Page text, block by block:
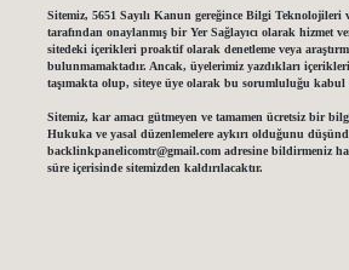
Sitemiz, 5651 Sayılı Kanun gereğince Bilgi
tarafından onaylanmış bir Yer Sağlayıcı olarak hizmet
sitedeki içerikleri proaktif olarak denetleme veya
bulunmamaktadır. Ancak, üyelerimiz yazdıkları
taşımakta olup, siteye üye olarak bu sorumluluğu kabul
Sitemiz, kar amacı gütmeyen ve tamamen ücretsiz bir
Hukuka ve yasal düzenlemelere aykırı olduğunu
backlinkpanelicomtr@gmail.comadresine bildirmeniz
süre içerisinde sitemizden kaldırılacaktır.